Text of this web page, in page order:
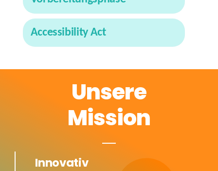
Accessibility Act
Unsere
Mission
Innovativ